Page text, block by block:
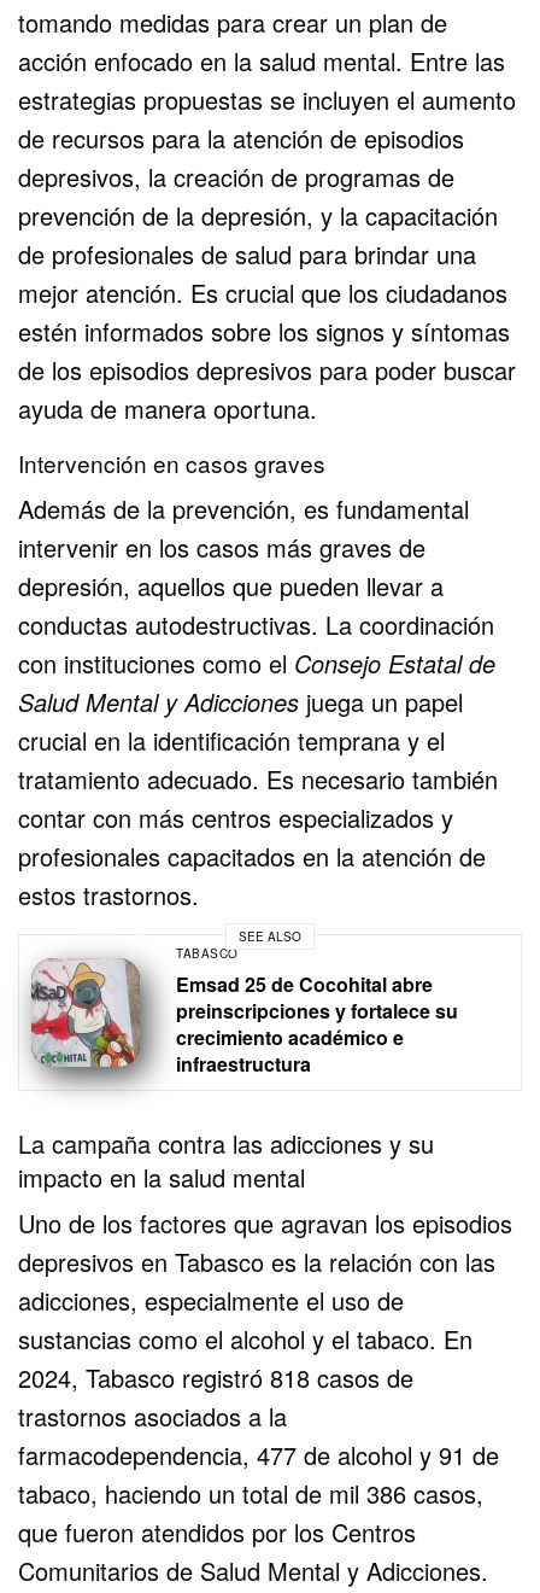
tomando medidas para crear un plan de
acción enfocado en la salud mental. Entre las
estrategias propuestas se incluyen el aumento
de recursos para la atención de episodios
depresivos, la creación de programas de
prevención de la depresión, y la capacitación
de profesionales de salud para brindar una
mejor atención. Es crucial que los ciudadanos
estén informados sobre los signos y síntomas
de los episodios depresivos para poder buscar
ayuda de manera oportuna.
Intervención en casos graves
Además de la prevención, es fundamental
intervenir en los casos más graves de
depresión, aquellos que pueden llevar a
conductas autodestructivas. La coordinación
con instituciones como el Consejo Estatal de
Salud Mental y Adicciones juega un papel
crucial en la identificación temprana y el
tratamiento adecuado. Es necesario también
contar con más centros especializados y
profesionales capacitados en la atención de
estos trastornos.
SEE ALSO
TABASCO
Emsad 25 de Cocohital abre
preinscripciones y fortalece su
crecimiento académico e
infraestructura
La campaña contra las adicciones y su
impacto en la salud mental
Uno de los factores que agravan los episodios
depresivos en Tabasco es la relación con las
adicciones, especialmente el uso de
sustancias como el alcohol y el tabaco. En
2024, Tabasco registró 818 casos de
trastornos asociados a la
farmacodependencia, 477 de alcohol y 91 de
tabaco, haciendo un total de mil 386 casos,
que fueron atendidos por los Centros
Comunitarios de Salud Mental y Adicciones.